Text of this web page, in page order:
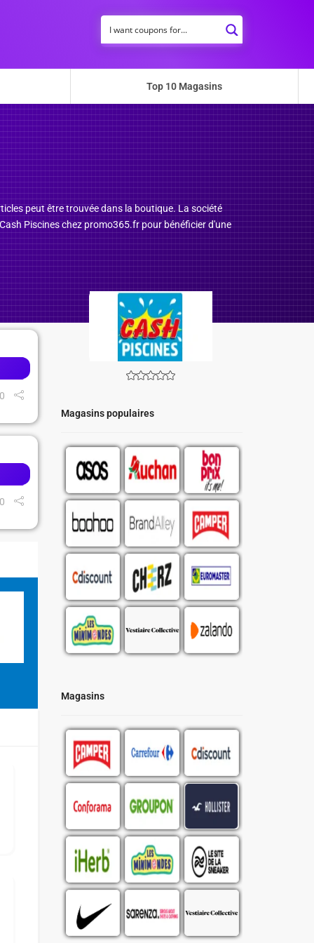
Top 10 Magasins
peut être trouvée dans la boutique. La société
Piscines chez promo365.fr pour bénéficier d'une
Magasins populaires
Magasins